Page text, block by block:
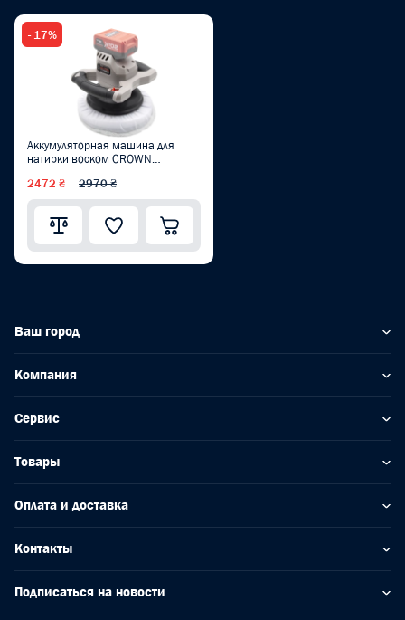
- 17%
Аккумуляторная машина для
натирки воском CROWN
2472 ₴ 2970 ₴
Ваш город
Компания
Сервис
Товары
Оплата и доставка
Контакты
Подписаться на новости